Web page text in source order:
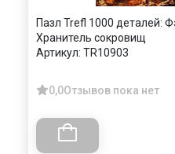
Пазл Trefl 1000 деталей:
Хранитель сокровищ
Артикул: TR10903
0,0Отзывов пока нет